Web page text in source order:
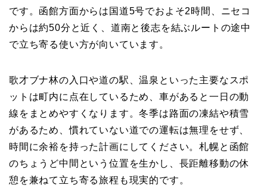
です。函館方面からは国道5号でおよそ2時間、ニセコ
からは約50分と近く、道南と後志を結ぶルートの途中
で立ち寄る使い方が向いています。
歌才ブナ林の入口や道の駅、温泉といった主要なスポ
ットは町内に点在しているため、車があると一日の動
線をまとめやすくなります。冬季は路面の凍結や積雪
があるため、慣れていない道での運転は無理をせず、
時間に余裕を持った計画にしてください。札幌と函館
のちょうど中間という位置を生かし、長距離移動の休
憩を兼ねて立ち寄る旅程も現実的です。